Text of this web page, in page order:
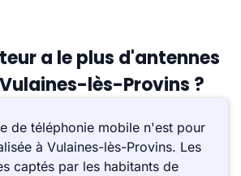
a le plus d'antennes
lès-Provins ?
de téléphonie mobile n'est pour
à Vulaines-lès-Provins. Les
captés par les habitants de